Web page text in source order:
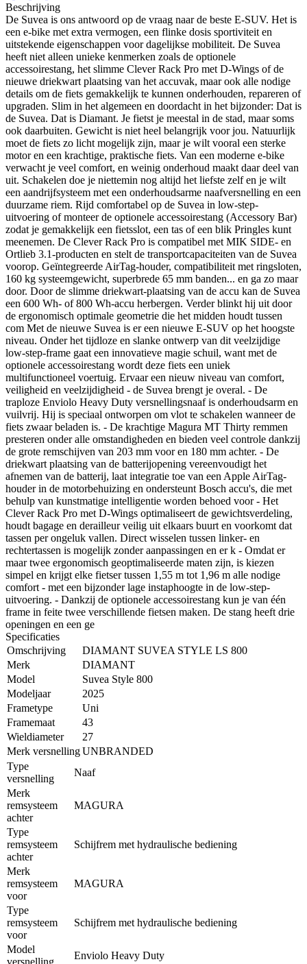
Beschrijving
De Suvea is ons antwoord op de vraag naar de beste E-SUV. Het is
een e-bike met extra vermogen, een flinke dosis sportiviteit en
uitstekende eigenschappen voor dagelijkse mobiliteit. De Suvea
heeft niet alleen unieke kenmerken zoals de optionele
accessoirestang, het slimme Clever Rack Pro met D-Wings of de
nieuwe driekwart plaatsing van het accuvak, maar ook alle nodige
details om de fiets gemakkelijk te kunnen onderhouden, repareren of
upgraden. Slim in het algemeen en doordacht in het bijzonder: Dat is
de Suvea. Dat is Diamant. Je fietst je meestal in de stad, maar soms
ook daarbuiten. Gewicht is niet heel belangrijk voor jou. Natuurlijk
moet de fiets zo licht mogelijk zijn, maar je wilt vooral een sterke
motor en een krachtige, praktische fiets. Van een moderne e-bike
verwacht je veel comfort, en weinig onderhoud maakt daar deel van
uit. Schakelen doe je niettemin nog altijd het liefste zelf en je wilt
een aandrijfsysteem met een onderhoudsarme naafversnelling en een
duurzame riem. Rijd comfortabel op de Suvea in low-step-
uitvoering of monteer de optionele accessoirestang (Accessory Bar)
zodat je gemakkelijk een fietsslot, een tas of een blik Pringles kunt
meenemen. De Clever Rack Pro is compatibel met MIK SIDE- en
Ortlieb 3.1-producten en stelt de transportcapaciteiten van de Suvea
voorop. Geïntegreerde AirTag-houder, compatibiliteit met ringsloten,
160 kg systeemgewicht, superbrede 65 mm banden... en ga zo maar
door. Door de slimme driekwart-plaatsing van de accu kan de Suvea
een 600 Wh- of 800 Wh-accu herbergen. Verder blinkt hij uit door
de ergonomisch optimale geometrie die het midden houdt tussen
com Met de nieuwe Suvea is er een nieuwe E-SUV op het hoogste
niveau. Onder het tijdloze en slanke ontwerp van dit veelzijdige
low-step-frame gaat een innovatieve magie schuil, want met de
optionele accessoirestang wordt deze fiets een uniek
multifunctioneel voertuig. Ervaar een nieuw niveau van comfort,
veiligheid en veelzijdigheid - de Suvea brengt je overal. - De
traploze Enviolo Heavy Duty versnellingsnaaf is onderhoudsarm en
vuilvrij. Hij is speciaal ontworpen om vlot te schakelen wanneer de
fiets zwaar beladen is. - De krachtige Magura MT Thirty remmen
presteren onder alle omstandigheden en bieden veel controle dankzij
de grote remschijven van 203 mm voor en 180 mm achter. - De
driekwart plaatsing van de batterijopening vereenvoudigt het
afnemen van de batterij, laat integratie toe van een Apple AirTag-
houder in de motorbehuizing en ondersteunt Bosch accu's, die met
behulp van kunstmatige intelligentie worden behoed voor - Het
Clever Rack Pro met D-Wings optimaliseert de gewichtsverdeling,
houdt bagage en derailleur veilig uit elkaars buurt en voorkomt dat
tassen per ongeluk vallen. Direct wisselen tussen linker- en
rechtertassen is mogelijk zonder aanpassingen en er k - Omdat er
maar twee ergonomisch geoptimaliseerde maten zijn, is kiezen
simpel en krijgt elke fietser tussen 1,55 m tot 1,96 m alle nodige
comfort - met een bijzonder lage instaphoogte in de low-step-
uitvoering. - Dankzij de optionele accessoirestang kun je van één
frame in feite twee verschillende fietsen maken. De stang heeft drie
openingen en een ge
Specificaties
Omschrijving
DIAMANT SUVEA STYLE LS 800
Merk
DIAMANT
Model
Suvea Style 800
Modeljaar
2025
Frametype
Uni
Framemaat
43
Wieldiameter
27
Merk versnellingUNBRANDED
Type
versnelling
Naaf
Merk
remsysteem
achter
MAGURA
Type
remsysteem
achter
Schijfrem met hydraulische bediening
Merk
remsysteem
voor
MAGURA
Type
remsysteem
voor
Schijfrem met hydraulische bediening
Model
versnelling
Enviolo Heavy Duty